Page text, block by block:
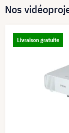
Nos
Livraison gratuite